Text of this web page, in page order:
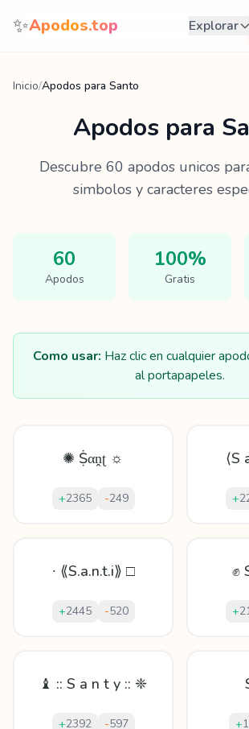
Saltar al contenido
✨Apodos.top Explorar
Inicio/Apodos para Santo
Apodos para
Descubre 60 apodos unicos
simbolos y caracteres
60
Apodos
100%
Gratis
Como usar: Haz clic en cualquier
al portapapeles.
✺ Ṩαṋʈ ☼
+2365 -249
⟨S
+
∙ ⟪S.a.n.t.i⟫ □
+2445 -520
✊
+
♝ :: S a n t y :: ❈
+2392 -597 +